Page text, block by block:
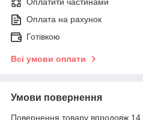
Оплатити частинами
Оплата на рахунок
Готівкою
Всі умови оплати
Умови повернення
Повернення товару впродовж 14